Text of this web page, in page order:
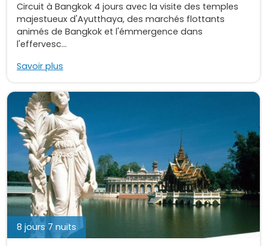
Circuit à Bangkok 4 jours avec la visite des temples
majestueux d'Ayutthaya, des marchés flottants
animés de Bangkok et l'émmergence dans
l'effervesc...
Savoir plus
8 jours 7 nuits